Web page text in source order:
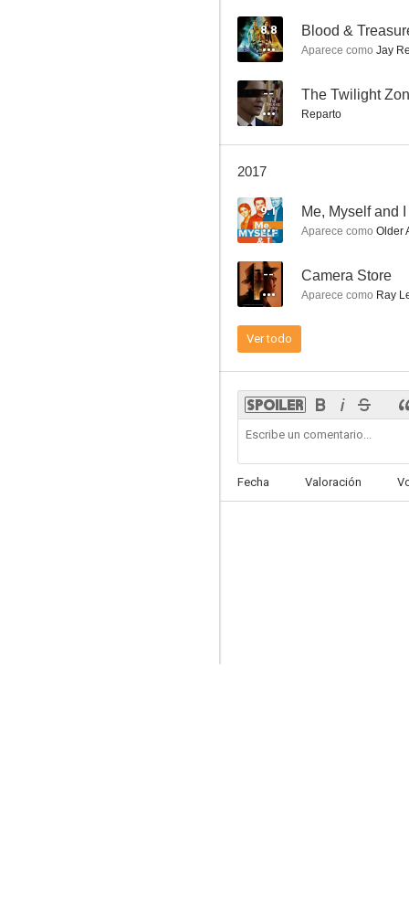
6.9
6.2
8.8 Blood &
Aparece como Jay
-- The Twilight
Reparto
2017
9.1 Me, Myself and I
Aparece como Older
-- Camera Store
Aparece como Ray
Ver todo
Fecha Valoración